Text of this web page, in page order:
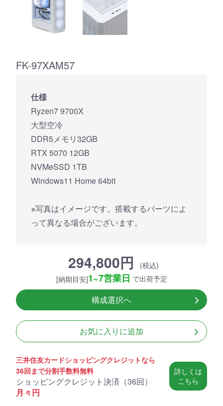
FK-97XAM57
仕様
Ryzen7 9700X
大型空冷
DDR5メモリ32GB
RTX 5070 12GB
NVMeSSD 1TB
Windows11 Home 64bit
※写真はイメージです。搭載するパーツによ
って異なる場合がございます。
294,800円
(税込)
[納期目安]1~7営業日 で出荷予定
構成選択へ
お気に入りに追加
三井住友カードショッピングクレジットなら
36回まで分割手数料無料
ショッピングクレジット決済（36回）
月々円
詳しくは
こちら